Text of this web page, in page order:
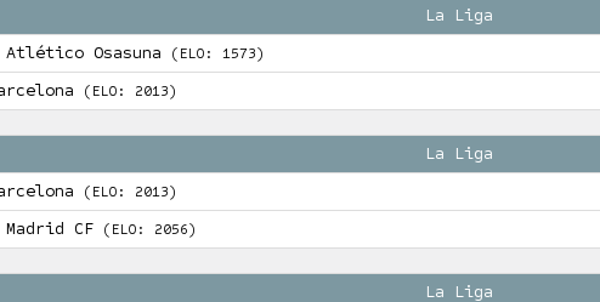
La Liga
Atlético Osasuna (ELO: 1573)
(ELO: 2013)
La Liga
(ELO: 2013)
CF (ELO: 2056)
La Liga